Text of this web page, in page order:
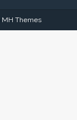
MH Themes